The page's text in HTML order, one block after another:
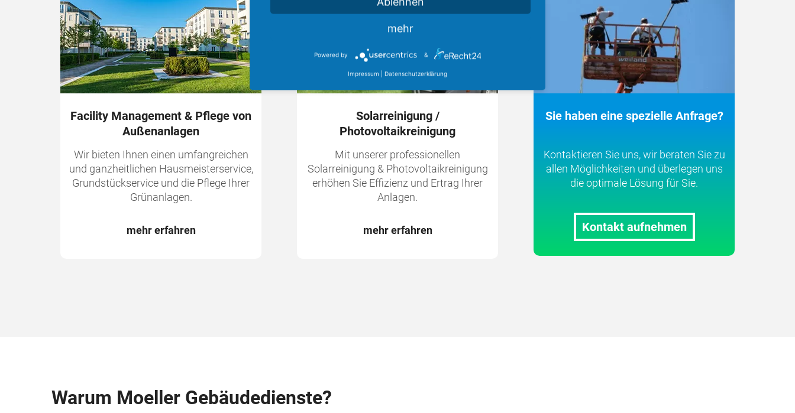
Facility Management & Pflege von
Außenanlagen
Wir bieten Ihnen einen umfangreichen
und ganzheitlichen Hausmeisterservice,
Grundstückservice und die Pflege Ihrer
Grünanlagen.
mehr erfahren
Solarreinigung /
Photovoltaikreinigung
Mit unserer professionellen
Solarreinigung & Photovoltaikreinigung
erhöhen Sie Effizienz und Ertrag Ihrer
Anlagen.
mehr erfahren
Sie haben eine spezielle Anfrage?
Kontaktieren Sie uns, wir beraten Sie zu
allen Möglichkeiten und überlegen uns
die optimale Lösung für Sie.
Kontakt aufnehmen
Warum Moeller Gebäudedienste?
mehr
Powered by &
Impressum Datenschutzerklärung